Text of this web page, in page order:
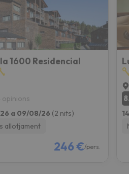
1600 Residencial
opinions
a 09/08/26 (2 nits)
allotjament
246 €/pers.